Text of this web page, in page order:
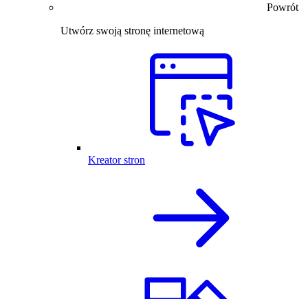
Powrót
Utwórz swoją stronę internetową
Kreator stron